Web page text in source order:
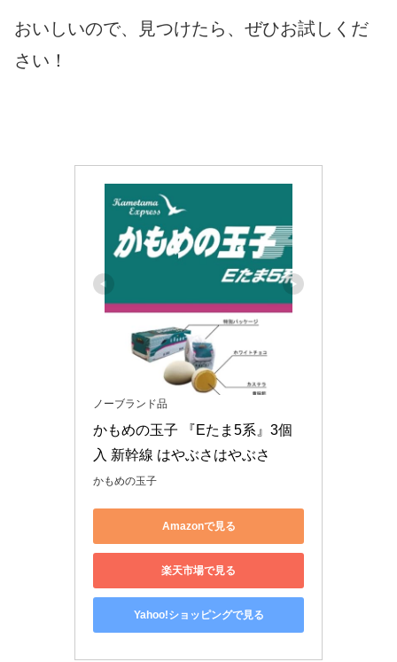
おいしいので、見つけたら、ぜひお試しくだ
さい！
ノーブランド品
かもめの玉子 『Eたま5系』3個
入 新幹線 はやぶさはやぶさ
かもめの玉子
Amazonで見る
楽天市場で見る
Yahoo!ショッピングで見る